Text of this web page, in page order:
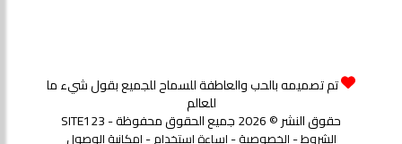
تم تصميمه بالحب والعاطفة للسماح للجميع بقول شيء ما
للعالم
حقوق النشر © 2026 جميع الحقوق محفوظة - SITE123
الشروط- الخصوصية- إساءة استخدام- إمكانية الوصول